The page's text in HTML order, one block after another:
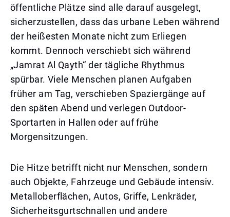
öffentliche Plätze sind alle darauf ausgelegt,
sicherzustellen, dass das urbane Leben während
der heißesten Monate nicht zum Erliegen
kommt. Dennoch verschiebt sich während
„Jamrat Al Qayth“ der tägliche Rhythmus
spürbar. Viele Menschen planen Aufgaben
früher am Tag, verschieben Spaziergänge auf
den späten Abend und verlegen Outdoor-
Sportarten in Hallen oder auf frühe
Morgensitzungen.
Die Hitze betrifft nicht nur Menschen, sondern
auch Objekte, Fahrzeuge und Gebäude intensiv.
Metalloberflächen, Autos, Griffe, Lenkräder,
Sicherheitsgurtschnallen und andere